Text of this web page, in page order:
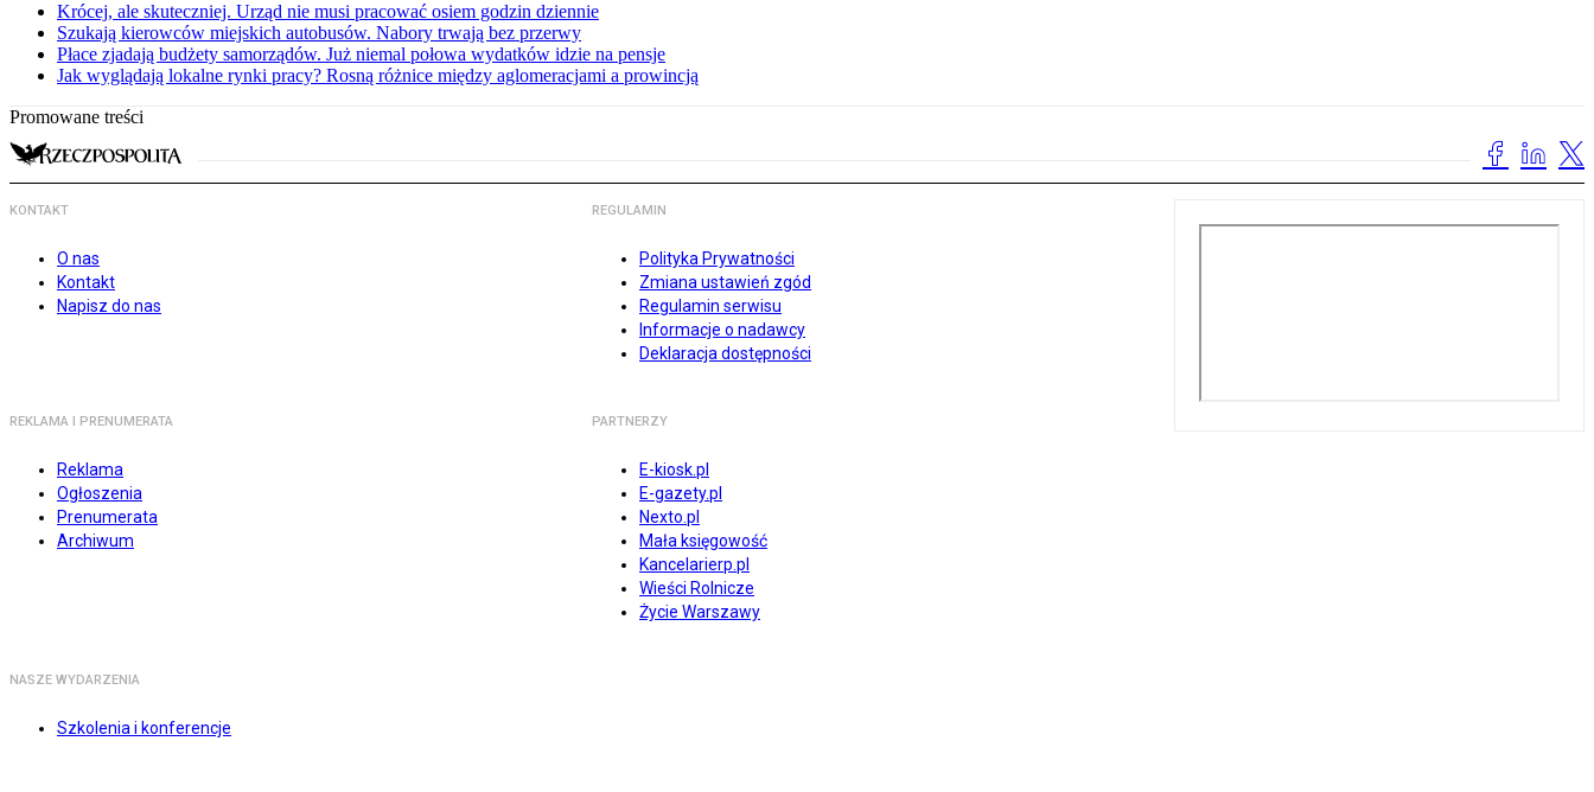
Krócej, ale skuteczniej. Urząd nie musi pracować osiem godzin dziennie
Szukają kierowców miejskich autobusów. Nabory trwają bez przerwy
Płace zjadają budżety samorządów. Już niemal połowa wydatków idzie na pensje
Jak wyglądają lokalne rynki pracy? Rosną różnice między aglomeracjami a prowincją
Promowane treści
KONTAKT
O nas
Kontakt
Napisz do nas
REGULAMIN
Polityka Prywatności
Zmiana ustawień zgód
Regulamin serwisu
Informacje o nadawcy
Deklaracja dostępności
REKLAMA I PRENUMERATA
Reklama
Ogłoszenia
Prenumerata
Archiwum
PARTNERZY
E-kiosk.pl
E-gazety.pl
Nexto.pl
Mała księgowość
Kancelarierp.pl
Wieści Rolnicze
Życie Warszawy
NASZE WYDARZENIA
Szkolenia i konferencje